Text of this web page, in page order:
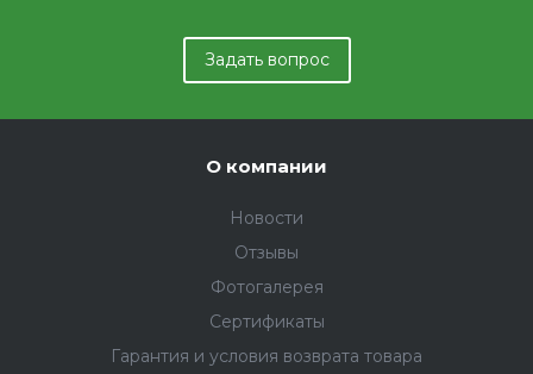
Задать вопрос
О компании
Новости
Отзывы
Фотогалерея
Сертификаты
Гарантия и условия возврата товара